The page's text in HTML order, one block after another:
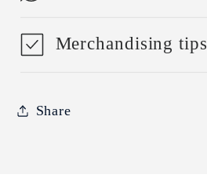
Merchandising tips
Share